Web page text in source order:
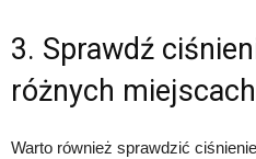
3. Sprawdź
różnych
Warto również sprawdzić